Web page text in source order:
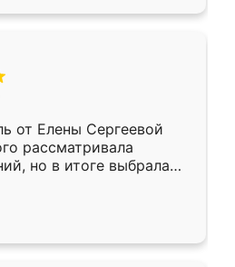
от Елены Сергеевой
рассматривала
но в итоге выбрала
условия, потом
всё спокойно объяснил
в срок, с